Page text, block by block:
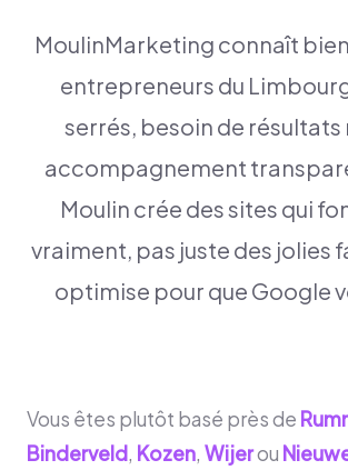
MoulinMarketing connaît
entrepreneurs du
serrés, besoin de
accompagnement
Moulin crée des sites qui
vraiment, pas juste des jolies
optimise pour que Google
Vous êtes plutôt basé près de
Binderveld, Kozen, Wijerou